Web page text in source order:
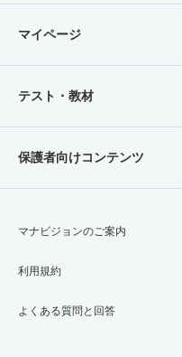
マイページ
テスト・教材
保護者向けコンテンツ
マナビジョンのご案内
利用規約
よくある質問と回答